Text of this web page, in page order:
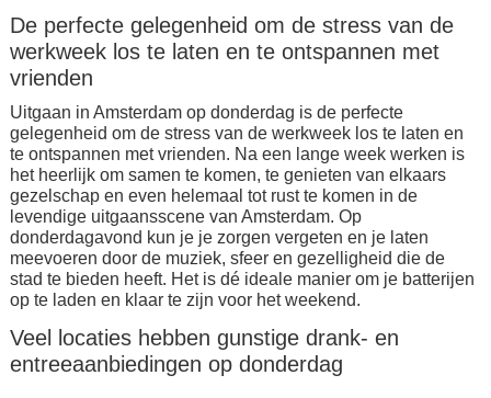
De perfecte gelegenheid om de stress van de
werkweek los te laten en te ontspannen met
vrienden
Uitgaan in Amsterdam op donderdag is de perfecte
gelegenheid om de stress van de werkweek los te laten en
te ontspannen met vrienden. Na een lange week werken is
het heerlijk om samen te komen, te genieten van elkaars
gezelschap en even helemaal tot rust te komen in de
levendige uitgaansscene van Amsterdam. Op
donderdagavond kun je je zorgen vergeten en je laten
meevoeren door de muziek, sfeer en gezelligheid die de
stad te bieden heeft. Het is dé ideale manier om je batterijen
op te laden en klaar te zijn voor het weekend.
Veel locaties hebben gunstige drank- en
entreeaanbiedingen op donderdag